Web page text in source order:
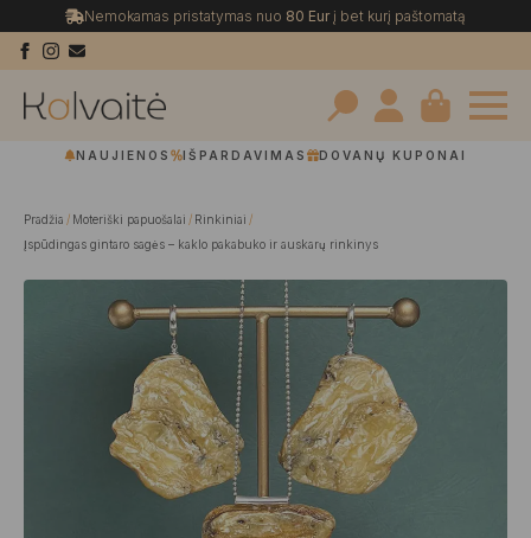
Nemokamas pristatymas nuo 80 Eurį bet kurį paštomatą
Search
NAUJIENOS IŠPARDAVIMAS DOVANŲ KUPONAI
Pradžia Moteriški papuošalai
Rinkiniai
Įspūdingas gintaro sagės – kaklo pakabuko ir auskarų rinkinys